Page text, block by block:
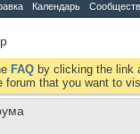
Календарь
FAQ by clicking the link
that you want to